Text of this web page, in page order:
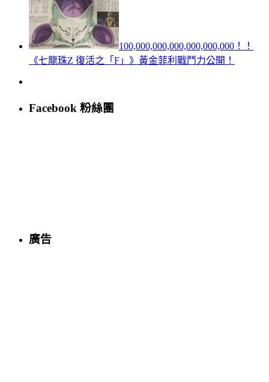
100,000,000,000,000,000,000！！
《七龍珠Z 復活之「F」》黃金菲利戰鬥力公開！
Facebook 粉絲團
廣告